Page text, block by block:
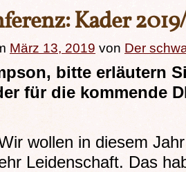
Kader
März 13, 2019 von Der
bitte erläutern
für die kommende
wollen in diesem
Leidenschaft. Das